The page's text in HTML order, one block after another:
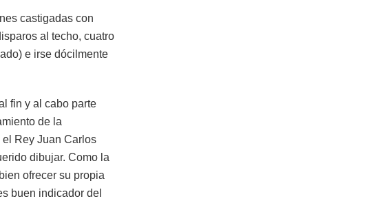
castigadas con
al techo, cuatro
e irse dócilmente
fin y al cabo parte
de la
Rey Juan Carlos
dibujar. Como la
ofrecer su propia
buen indicador del